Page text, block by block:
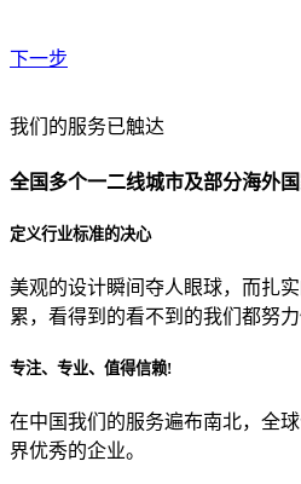
下一步
贵公司预算范围是？
贵公司的团队规模是？
目前主要的营销渠道是？
我们的服务已触达
全国多个一二线城市及部分海外
定义行业标准的决心
美观的设计瞬间夺人眼球，而扎
累，看得到的看不到的我们都努力
专注、专业、值得信赖!
在中国我们的服务遍布南北，全
界优秀的企业。